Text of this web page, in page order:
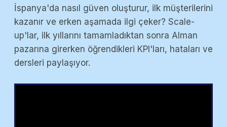
İspanya'da nasıl güven oluşturur, ilk müşterilerini
kazanır ve erken aşamada ilgi çeker? Scale-
up'lar, ilk yıllarını tamamladıktan sonra Alman
pazarına girerken öğrendikleri KPI'ları, hataları ve
dersleri paylaşıyor.